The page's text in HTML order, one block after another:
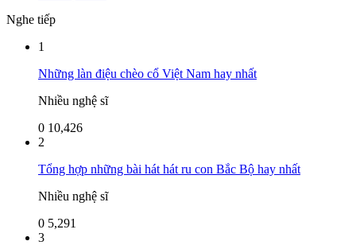
Nghe tiếp
1
Những làn điệu chèo cổ Việt Nam hay nhất
Nhiều nghệ sĩ
0 10,426
2
Tổng hợp những bài hát hát ru con Bắc Bộ hay nhất
Nhiều nghệ sĩ
0 5,291
3